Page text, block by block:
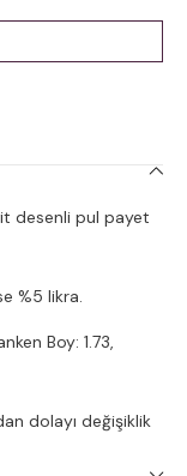
desenli pul payet
%5 likra.
Boy: 1.73,
dolayı değişiklik